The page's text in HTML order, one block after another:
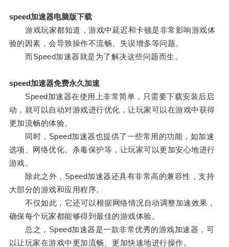
speed加速器电脑版下载
游戏玩家都知道，游戏中延迟和卡顿是非常影响游戏体
验的因素，会导致操作不流畅、失误增多等问题。
而Speed加速器就是为了解决这些问题而生。
speed加速器免费永久加速
Speed加速器在使用上非常简单，只需要下载安装后启
动，就可以自动对游戏进行优化，让玩家可以在游戏中获得
更加流畅的体验。
同时，Speed加速器也提供了一些常用的功能，如加速
选项、网络优化、杀毒保护等，让玩家可以更加安心地进行
游戏。
除此之外，Speed加速器还具有非常高的兼容性，支持
大部分的游戏和应用程序。
不仅如此，它还可以根据网络情况自动调整加速效果，
确保每个玩家都能够得到最佳的游戏体验。
总之，Speed加速器是一款非常优秀的游戏加速器，可
以让玩家在游戏中更加流畅、更加快速地进行操作。